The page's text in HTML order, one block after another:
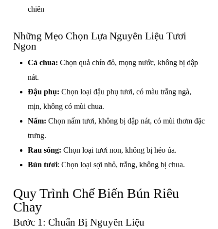
chiên
Những Mẹo Chọn Lựa Nguyên Liệu Tươi
Ngon
Cà chua: Chọn quả chín đỏ, mọng nước, không bị dập
nát.
Đậu phụ: Chọn loại đậu phụ tươi, có màu trắng ngà,
mịn, không có mùi chua.
Nấm: Chọn nấm tươi, không bị dập nát, có mùi thơm đặc
trưng.
Rau sống: Chọn loại tươi non, không bị héo úa.
Bún tươi: Chọn loại sợi nhỏ, trắng, không bị chua.
Quy Trình Chế Biến Bún Riêu
Chay
Bước 1: Chuẩn Bị Nguyên Liệu